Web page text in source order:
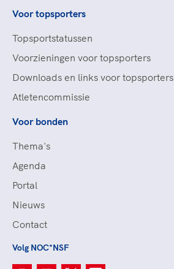
Voor topsporters
Topsportstatussen
Voorzieningen voor topsporters
Downloads en links voor topsporters
Atletencommissie
Voor bonden
Thema's
Agenda
Portal
Nieuws
Contact
Volg NOC*NSF